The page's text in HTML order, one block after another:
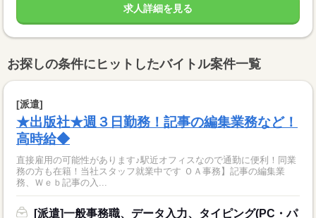
求人詳細を見る
お探しの条件にヒットしたバイトル案件一覧
[派遣]
★出版社★週３日勤務！記事の編集業務など！
高時給◆
直接雇用の可能性があります♪駅近オフィスなので通勤に便利！同業
務の方も在籍！当社スタッフ就業中です ＯＡ事務】記事の編集業
務、Ｗｅｂ記事の入...
[派遣]一般事務職、データ入力、タイピング(PC・パ